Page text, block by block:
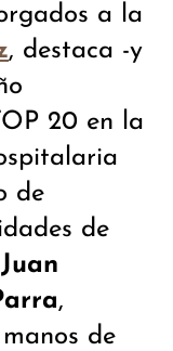
a la
, destaca -y
20 en la
de
de
Juan
,
de